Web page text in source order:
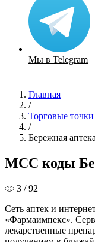
Мы в Telegram
Главная
/
Торговые точки
/
Бережная аптека
MCC коды
3 / 92
Сеть аптек и
«Фармаимпекс».
лекарственные